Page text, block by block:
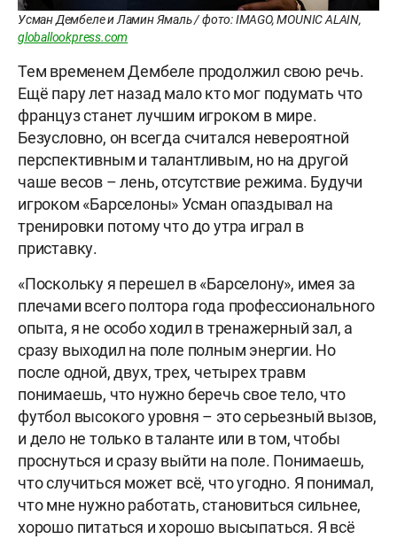
Усман Дембеле и Ламин Ямаль / фото: IMAGO, MOUNIC ALAIN,
globallookpress.com
Тем временем Дембеле продолжил свою речь.
Ещё пару лет назад мало кто мог подумать что
француз станет лучшим игроком в мире.
Безусловно, он всегда считался невероятной
перспективным и талантливым, но на другой
чаше весов – лень, отсутствие режима. Будучи
игроком «Барселоны» Усман опаздывал на
тренировки потому что до утра играл в
приставку.
«Поскольку я перешел в «Барселону», имея за
плечами всего полтора года профессионального
опыта, я не особо ходил в тренажерный зал, а
сразу выходил на поле полным энергии. Но
после одной, двух, трех, четырех травм
понимаешь, что нужно беречь свое тело, что
футбол высокого уровня – это серьезный вызов,
и дело не только в таланте или в том, чтобы
проснуться и сразу выйти на поле. Понимаешь,
что случиться может всё, что угодно. Я понимал,
что мне нужно работать, становиться сильнее,
хорошо питаться и хорошо высыпаться. Я всё